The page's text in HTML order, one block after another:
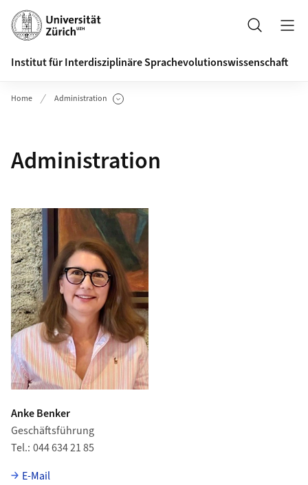
Header
Suche
Institut für Interdisziplinäre Sprachevolutionswissenschaft
Home Administration
Unterseiten anzeigen
Administration
Anke Benker
Geschäftsführung
Tel. 044 634 21 85
E-Mail